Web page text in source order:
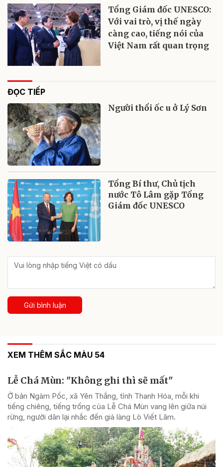
Tổng Giám đốc UNESCO:
Với vai trò, vị thế ngày
càng cao, tiếng nói của
Việt Nam rất quan trọng
ĐỌC TIẾP
Người thổi ốc u ở Lý Sơn
Tổng Bí thư, Chủ tịch
nước Tô Lâm gặp Tổng
Giám đốc UNESCO
Gửi bình luận
XEM THÊM SẮC MÀU 54
Lễ Chá Mùn: "Không ghi thì sẽ mất"
Ở bản Ngàm Pốc, xã Yên Thắng, tỉnh Thanh Hóa, mỗi khi
tiếng chiêng, tiếng trống của Lễ Chá Mùn vang lên giữa núi
rừng, người dân lại nhắc đến già làng Lò Viết Lâm.